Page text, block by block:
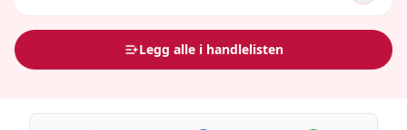
Legg alle i handlelisten